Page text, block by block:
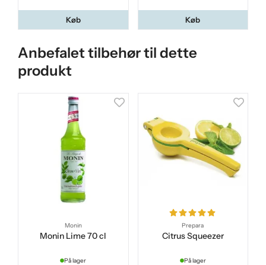
Køb Køb
Anbefalet tilbehør til dette
produkt
Monin
Monin Lime 70 cl
På lager
Prepara
Citrus Squeezer
På lager